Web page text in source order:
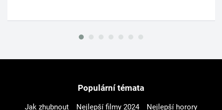
Populární témata
Jak zhubnout Nejlepší filmy 2024
Nejlepší horory